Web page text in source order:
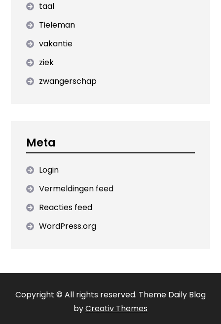
taal
Tieleman
vakantie
ziek
zwangerschap
Meta
Login
Vermeldingen feed
Reacties feed
WordPress.org
Copyright © All rights reserved. Theme Daily Blog
byCreativ Themes